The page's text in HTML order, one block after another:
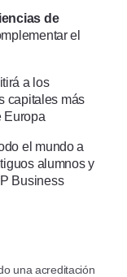
de
el
a los
capitales más
Europa
el mundo a
alumnos y
Business
una acreditación